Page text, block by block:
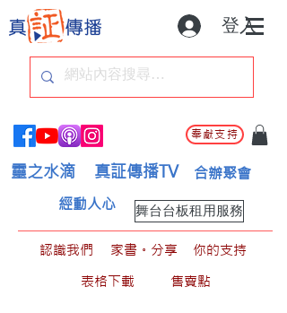
登入
奉獻支持
靈之水滴 真証傳播TV 合辦聚會
舞台台板租用服務
經動人心
認識我們 家書。分享
你的支持
表格下載
售賣點